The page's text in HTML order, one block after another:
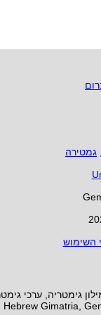
, גמטירה
השימוש
גימטריה, ערכי
Hebrew Gimatria,